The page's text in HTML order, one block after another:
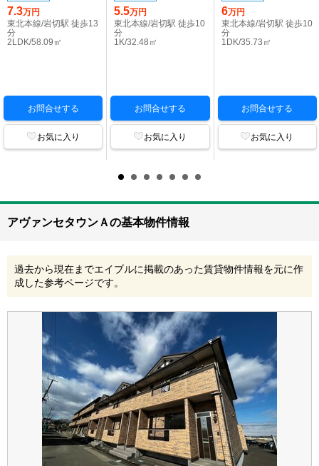
7.3万円
東北本線/岩切駅 徒歩13
分
2LDK/58.09㎡
お問合せする
お気に入り
5.5万円
東北本線/岩切駅 徒歩10
分
1K/32.48㎡
お問合せする
お気に入り
6万円
東北本線/岩切駅 徒歩10
分
1DK/35.73㎡
お問合せする
お気に入り
アヴァンセタウンＡの基本物件情報
過去から現在までエイブルに掲載のあった賃貸物件情報を元に作
成した参考ページです。